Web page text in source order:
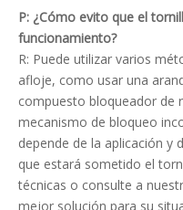
P: ¿Cómo evito que el
funcionamiento?
R: Puede utilizar varios
afloje, como usar una
compuesto bloqueador de
mecanismo de bloqueo
depende de la aplicación y
que estará sometido el
técnicas o consulte a
mejor solución para su